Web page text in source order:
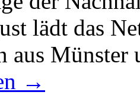
lädt das
aus Münster
→